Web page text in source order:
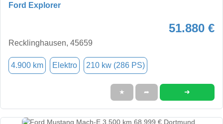
Ford Explorer
51.880 €
Recklinghausen, 45659
4.900 km Elektro 210 kw (286 PS)
★ ➦ ➜